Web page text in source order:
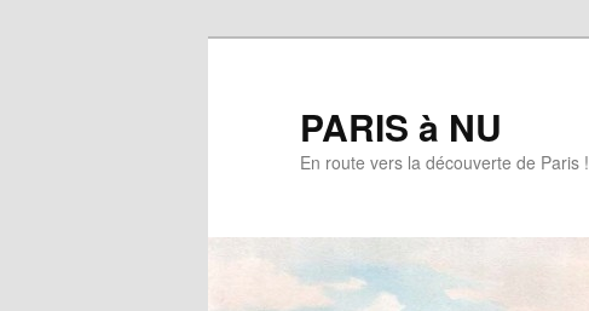
PARIS à NU
En route vers la découverte de Paris !